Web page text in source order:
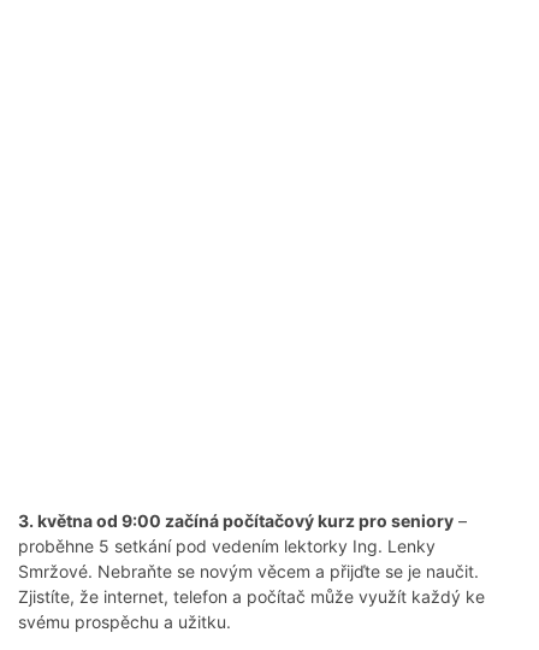
3. května od 9:00 začíná počítačový kurz pro seniory –
proběhne 5 setkání pod vedením lektorky Ing. Lenky
Smržové. Nebraňte se novým věcem a přijďte se je naučit.
Zjistíte, že internet, telefon a počítač může využít každý ke
svému prospěchu a užitku.